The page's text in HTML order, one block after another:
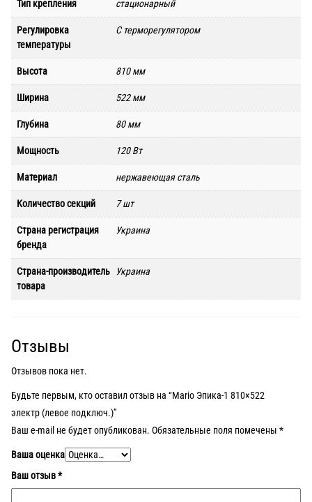
Тип крепления стационарный
Регулировка
температуры
С терморегулятором
Высота 810 мм
Ширина 522 мм
Глубина 80 мм
Мощность 120 Вт
Материал нержавеющая сталь
Количество секций 7 шт
Страна регистрация
бренда
Украина
Страна-производитель
товара
Украина
Отзывы
Отзывов пока нет.
Будьте первым, кто оставил отзыв на “Mario Эпика-1 810×522
электр (левое подключ.)”
Ваш e-mail не будет опубликован. Обязательные поля помечены *
Ваша оценка
Ваш отзыв*